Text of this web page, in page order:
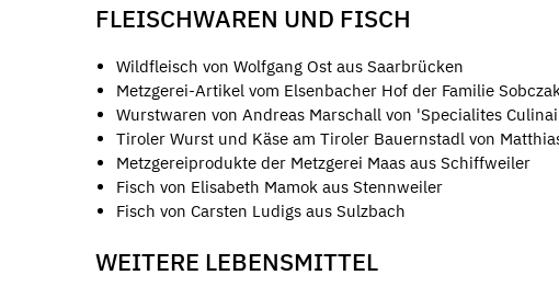
FLEISCHWAREN UND FISCH
Wildfleisch von Wolfgang Ost aus Saarbrücken
Metzgerei-Artikel vom Elsenbacher Hof der Familie
Wurstwaren von Andreas Marschall von 'Specialites
Tiroler Wurst und Käse am Tiroler Bauernstadl von
Metzgereiprodukte der Metzgerei Maas aus Schiffweiler
Fisch von Elisabeth Mamok aus Stennweiler
Fisch von Carsten Ludigs aus Sulzbach
WEITERE LEBENSMITTEL